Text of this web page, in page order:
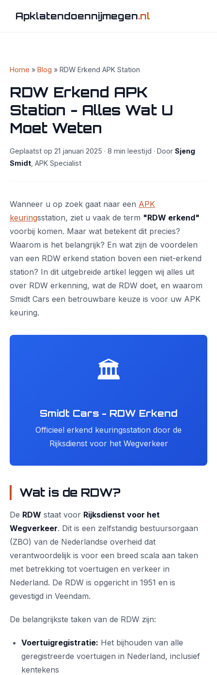
Apklatendoennijmegen.nl
Home » Blog » RDW Erkend APK Station
RDW Erkend APK
Station - Alles Wat U
Moet Weten
Geplaatst op 21 januari 2025 · 8 min leestijd · Door Sjeng
Smidt , APK Specialist
Wanneer u op zoek gaat naar een APK
keuringsstation, ziet u vaak de term "RDW erkend"
voorbij komen. Maar wat betekent dit precies?
Waarom is het belangrijk? En wat zijn de voordelen
van een RDW erkend station boven een niet-erkend
station? In dit uitgebreide artikel leggen wij alles uit
over RDW erkenning, wat de RDW doet, en waarom
Smidt Cars een betrouwbare keuze is voor uw APK
keuring.
🏛️
Smidt Cars - RDW Erkend
Officieel erkend keuringsstation door de
Rijksdienst voor het Wegverkeer
Wat is de RDW?
De RDW staat voor Rijksdienst voor het
Wegverkeer. Dit is een zelfstandig bestuursorgaan
(ZBO) van de Nederlandse overheid dat
verantwoordelijk is voor een breed scala aan taken
met betrekking tot voertuigen en verkeer in
Nederland. De RDW is opgericht in 1951 en is
gevestigd in Veendam.
De belangrijkste taken van de RDW zijn:
Voertuigregistratie: Het bijhouden van alle
geregistreerde voertuigen in Nederland, inclusief
kentekens